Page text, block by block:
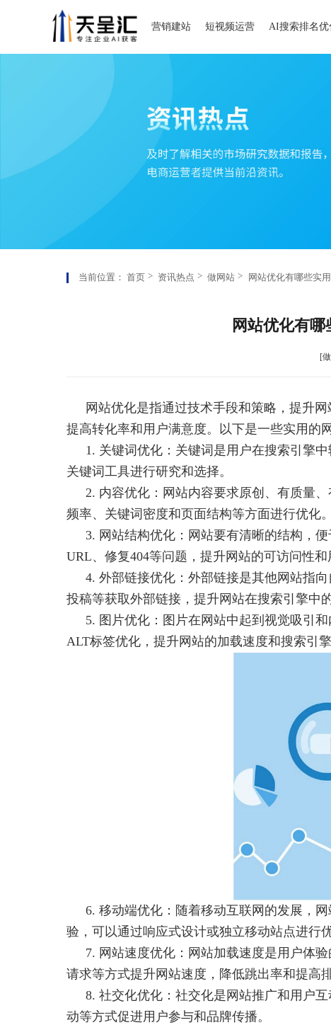
营销建站 短视频运营 AI搜索排名优
当前位置： 首页 资讯热点 做网站 网站优化有哪些实
网站优化有哪
[
网站优化是指通过技术手段和策略，提升
提高转化率和用户满意度。以下是一些实用的
1. 关键词优化：关键词是用户在搜索引擎
关键词工具进行研究和选择。
2. 内容优化：网站内容要求原创、有质量
频率、关键词密度和页面结构等方面进行优化。
3. 网站结构优化：网站要有清晰的结构，
URL、修复404等问题，提升网站的可访问性和
4. 外部链接优化：外部链接是其他网站指
投稿等获取外部链接，提升网站在搜索引擎中
5. 图片优化：图片在网站中起到视觉吸引
ALT标签优化，提升网站的加载速度和搜索引擎
6. 移动端优化：随着移动互联网的发展，
验，可以通过响应式设计或独立移动站点进行优
7. 网站速度优化：网站加载速度是用户体
请求等方式提升网站速度，降低跳出率和提高排
8. 社交化优化：社交化是网站推广和用户
动等方式促进用户参与和品牌传播。